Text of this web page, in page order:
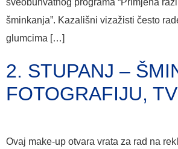
sveobuhvatnog programa “Primjena
šminkanja”. Kazališni vizažisti često
glumcima […]
2. STUPANJ –
FOTOGRAFIJU,
Ovaj make-up otvara vrata za rad na